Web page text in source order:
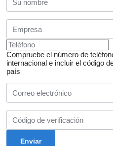
Compruebe el número de
internacional e incluir el código
país